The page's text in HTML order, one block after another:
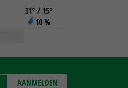
31° / 15°
10 %
AANMELDEN